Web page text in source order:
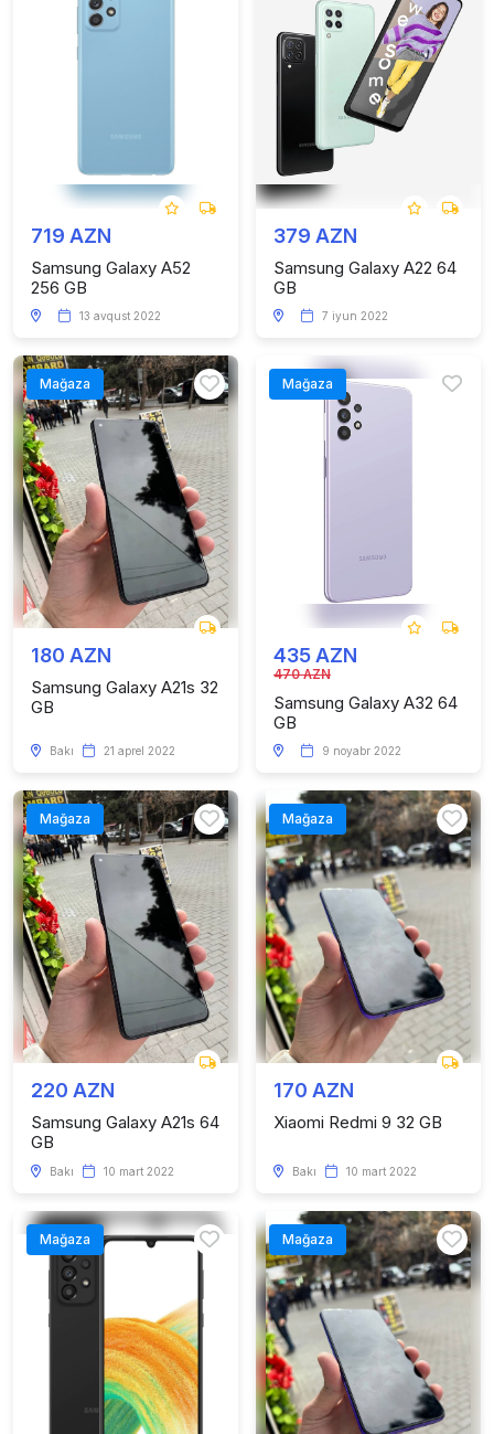
719 AZN
Samsung Galaxy A52
256 GB
13 avqust 2022
379 AZN
Samsung Galaxy A22 64
GB
7 iyun 2022
Mağaza
180 AZN
Samsung Galaxy A21s 32
GB
Bakı 21 aprel 2022
Mağaza
435 AZN
470 AZN
Samsung Galaxy A32 64
GB
9 noyabr 2022
Mağaza
220 AZN
Samsung Galaxy A21s 64
GB
Bakı 10 mart 2022
Mağaza
170 AZN
Xiaomi Redmi 9 32 GB
Bakı 10 mart 2022
Mağaza Mağaza